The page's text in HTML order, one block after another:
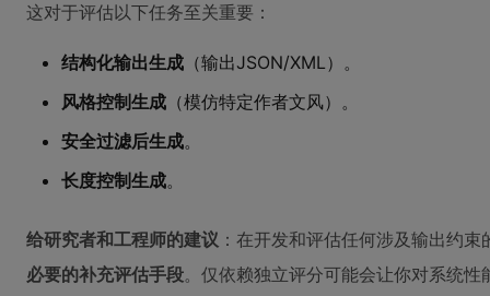
这对于评估以下任务至关重要：
结构化输出生成 （输出JSON/XML）。
风格控制生成 （模仿特定作者文风）。
安全过滤后生成。
长度控制生成。
给研究者和工程师的建议 ：在开发和评估任何涉及输出约
必要的补充评估手段。仅依赖独立评分可能会让你对系统性